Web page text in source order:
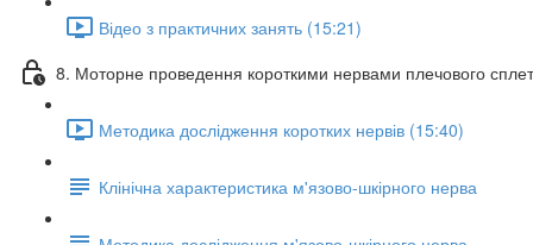
Відео з практичних занять (15:21)
8. Моторне проведення короткими нервами плечового
Методика дослідження коротких нервів (15:40)
Клінічна характеристика м'язово-шкірного нерва